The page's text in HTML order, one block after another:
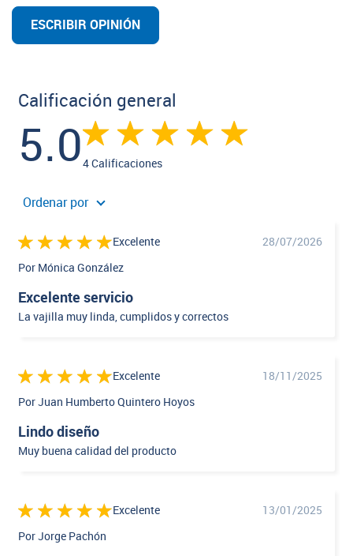
ESCRIBIR OPINIÓN
Calificación general
5.04 Calificaciones
Ordenar por
Excelente
28/07/2026
Por Mónica González
Excelente servicio
La vajilla muy linda, cumplidos y correctos
Excelente
18/11/2025
Por Juan Humberto Quintero Hoyos
Lindo diseño
Muy buena calidad del producto
Excelente
13/01/2025
Por Jorge Pachón